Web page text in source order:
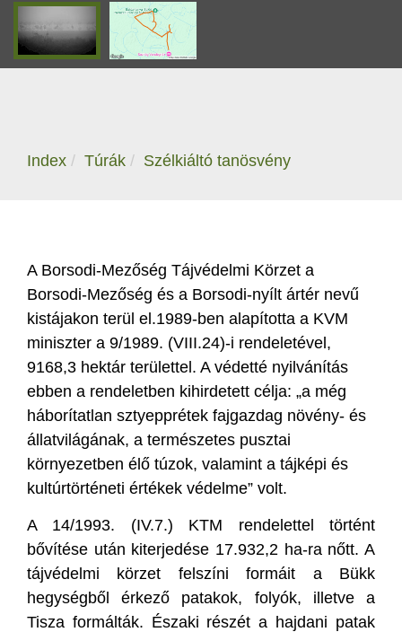
Index Túrák Szélkiáltó tanösvény
A Borsodi-Mezőség Tájvédelmi Körzet a
Borsodi-Mezőség és a Borsodi-nyílt ártér nevű
kistájakon terül el.1989-ben alapította a KVM
miniszter a 9/1989. (VIII.24)-i rendeletével,
9168,3 hektár területtel. A védetté nyilvánítás
ebben a rendeletben kihirdetett célja: „a még
háborítatlan sztyepprétek fajgazdag növény- és
állatvilágának, a természetes pusztai
környezetben élő túzok, valamint a tájképi és
kultúrtörténeti értékek védelme” volt.
A 14/1993. (IV.7.) KTM rendelettel történt
bővítése után kiterjedése 17.932,2 ha-ra nőtt. A
tájvédelmi körzet felszíni formáit a Bükk
hegységből érkező patakok, folyók, illetve a
Tisza formálták. Északi részét a hajdani patak